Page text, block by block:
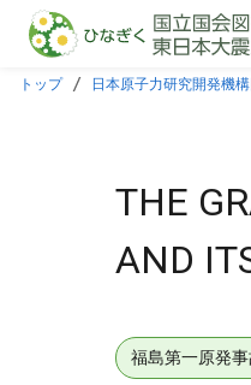
本文に飛ぶ
トップ 日本原子力研究開発機
THE
AND
福島第一原発